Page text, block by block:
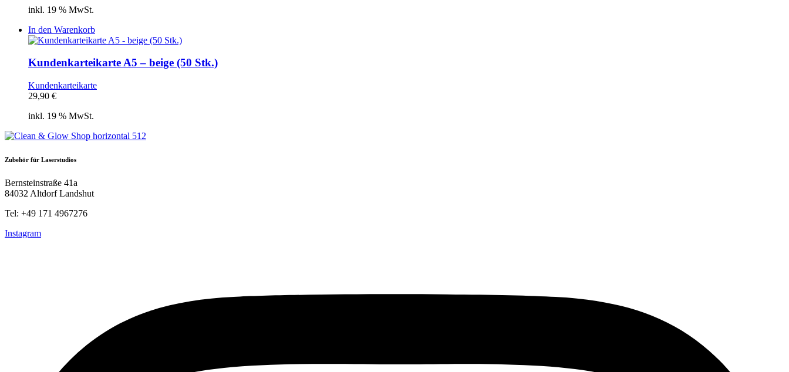
inkl. 19 % MwSt.
In den Warenkorb
Kundenkarteikarte A5 – beige (50 Stk.)
Kundenkarteikarte
29,90 €
inkl. 19 % MwSt.
Zubehör für Laserstudios
Bernsteinstraße 41a
84032 Altdorf Landshut
Tel: +49 171 4967276
Instagram